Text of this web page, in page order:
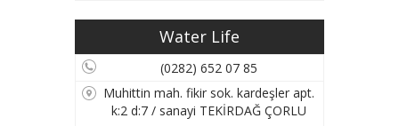
Water Life
(0282) 652 07 85
Muhittin mah. fikir sok. kardeşler apt.
k:2 d:7 / sanayi TEKİRDAĞ ÇORLU